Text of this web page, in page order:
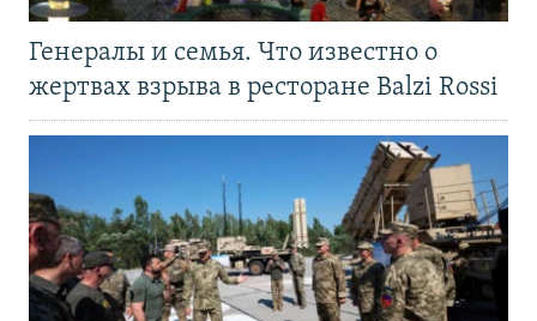
Генералы и семья. Что известно о
жертвах взрыва в ресторане Balzi Rossi